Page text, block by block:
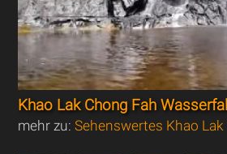
Khao Lak Chong Fah Wasserfall
mehr zu:Sehenswertes Khao Lak